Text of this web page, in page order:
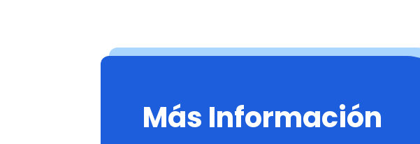
Más Información